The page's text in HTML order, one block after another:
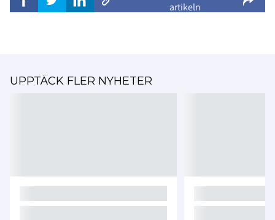
artikeln
UPPTÄCK FLER NYHETER